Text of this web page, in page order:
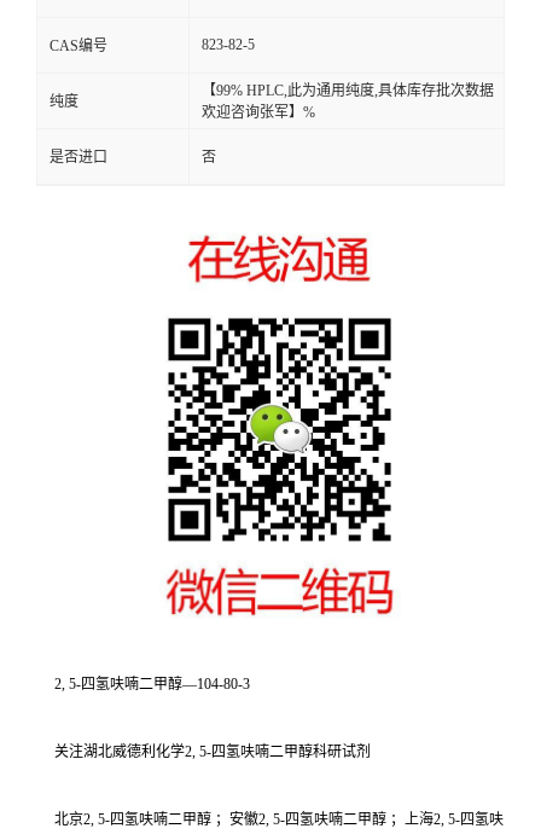
CAS编号 823-82-5
纯度
【99% HPLC,此为通用纯度,具体库存批次数据
欢迎咨询张军】%
是否进口 否
2, 5-四氢呋喃二甲醇—104-80-3
关注湖北威德利化学2, 5-四氢呋喃二甲醇科研试剂
北京2, 5-四氢呋喃二甲醇 ；安徽2, 5-四氢呋喃二甲醇 ；上海2, 5-四氢呋